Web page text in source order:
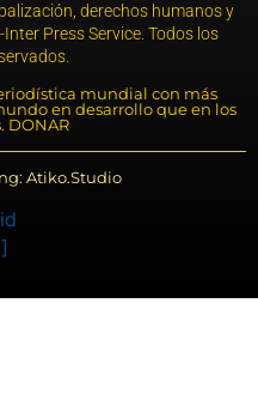
derechos humanos y
Press Service. Todos los
mundial con más
en desarrollo que en los
DONAR
Atiko.Studio